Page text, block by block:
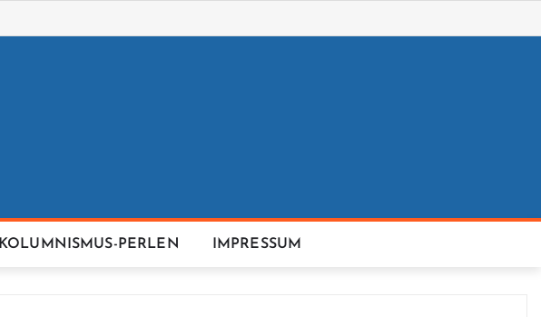
KOLUMNISMUS-PERLEN IMPRESSUM